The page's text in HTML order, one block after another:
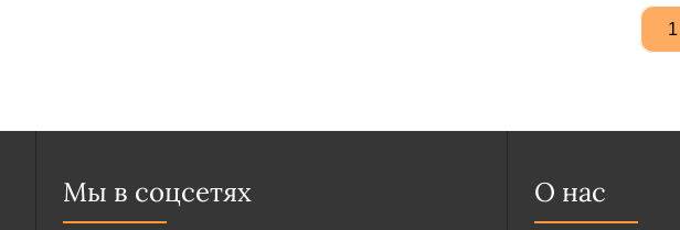
1
Мы в соцсетях О нас